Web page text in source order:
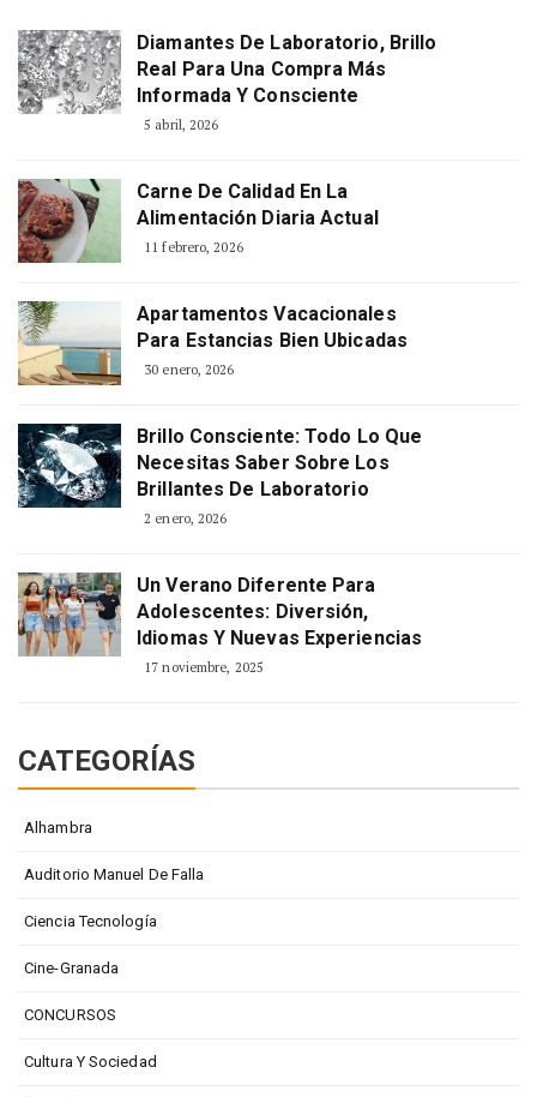
Diamantes De Laboratorio, Brillo
Real Para Una Compra Más
Informada Y Consciente
5 abril, 2026
Carne De Calidad En La
Alimentación Diaria Actual
11 febrero, 2026
Apartamentos Vacacionales
Para Estancias Bien Ubicadas
30 enero, 2026
Brillo Consciente: Todo Lo Que
Necesitas Saber Sobre Los
Brillantes De Laboratorio
2 enero, 2026
Un Verano Diferente Para
Adolescentes: Diversión,
Idiomas Y Nuevas Experiencias
17 noviembre, 2025
CATEGORÍAS
Alhambra
Auditorio Manuel De Falla
Ciencia Tecnología
Cine-Granada
CONCURSOS
Cultura Y Sociedad